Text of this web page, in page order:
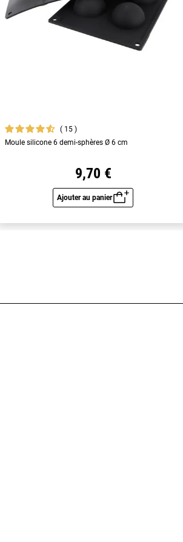
15
Moule silicone 6 demi-sphères Ø 6 cm
9,70 €
Ajouter au panier
Aperçu rapide